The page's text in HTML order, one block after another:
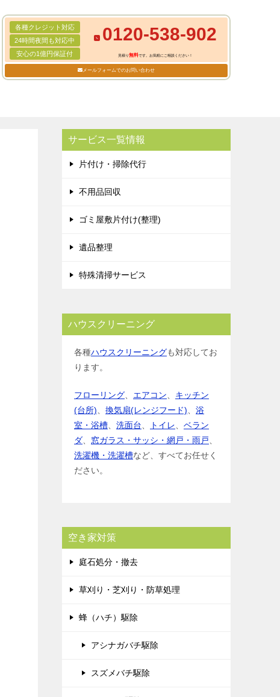
各種クレジット対応
24時間夜間も対応中
安心の1億円保証付
0120-538-902
見積り無料です。お気軽にご相談ください！
メールフォームでのお問い合わせ
サービス一覧情報
片付け・掃除代行
不用品回収
ゴミ屋敷片付け(整理)
遺品整理
特殊清掃サービス
ハウスクリーニング
各種ハウスクリーニングも対応してお
ります。
フローリング エアコン
キッチン
(台所)
換気扇(レンジフード)
浴
室・浴槽
洗面台 トイレ
ベラン
ダ
窓ガラス・サッシ・網戸・雨戸
洗濯機・洗濯槽など、すべてお任せく
ださい。
空き家対策
庭石処分・撤去
草刈り・芝刈り・防草処理
蜂（ハチ）駆除
アシナガバチ駆除
スズメバチ駆除